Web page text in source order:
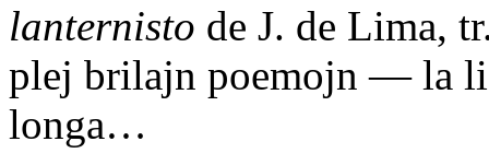
lanternisto de J. de Lima,
plej brilajn poemojn — la
longa…